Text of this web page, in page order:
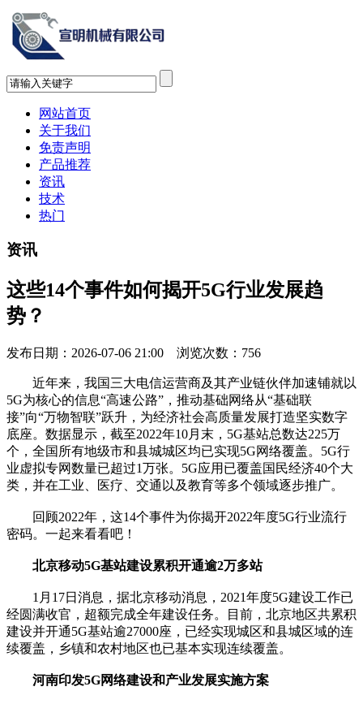
网站首页
关于我们
免责声明
产品推荐
资讯
技术
热门
资讯
这些14个事件如何揭开5G行业发展趋
势？
发布日期：2026-07-06 21:00 浏览次数： 756
近年来，我国三大电信运营商及其产业链伙伴加速铺就以
5G为核心的信息“高速公路”，推动基础网络从“基础联
接”向“万物智联”跃升，为经济社会高质量发展打造坚实数字
底座。数据显示，截至2022年10月末，5G基站总数达225万
个，全国所有地级市和县城城区均已实现5G网络覆盖。5G行
业虚拟专网数量已超过1万张。5G应用已覆盖国民经济40个大
类，并在工业、医疗、交通以及教育等多个领域逐步推广。
回顾2022年，这14个事件为你揭开2022年度5G行业流行
密码。一起来看看吧！
北京移动5G基站建设累积开通逾2万多站
1月17日消息，据北京移动消息，2021年度5G建设工作已
经圆满收官，超额完成全年建设任务。目前，北京地区共累积
建设并开通5G基站逾27000座，已经实现城区和县城区域的连
续覆盖，乡镇和农村地区也已基本实现连续覆盖。
河南印发5G网络建设和产业发展实施方案